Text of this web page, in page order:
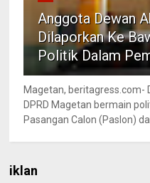
Anggota Dewan
Dilaporkan Ke
Politik Dalam
Magetan, beritagress.com-
DPRD Magetan bermain
Pasangan Calon (Paslon)
iklan